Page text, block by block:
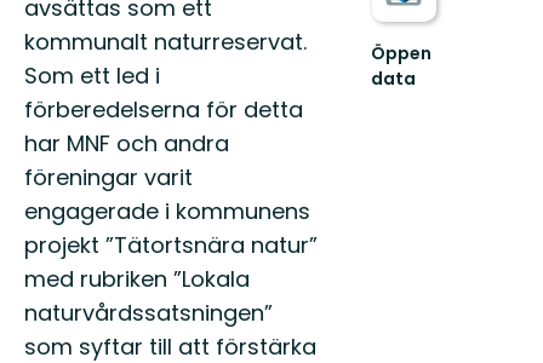
avsättas som ett
kommunalt naturreservat.
Som ett led i
förberedelserna för detta
har MNF och andra
föreningar varit
engagerade i kommunens
projekt ”Tätortsnära natur”
med rubriken ”Lokala
naturvårdssatsningen”
som syftar till att förstärka
Öppen
data